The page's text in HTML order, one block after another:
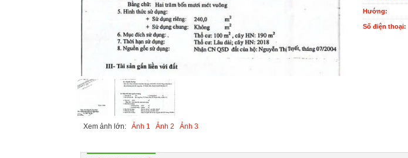
Xem ảnh lớn: Ảnh 1 Ảnh 2 Ảnh 3
Hướng:
Số điện thoại: